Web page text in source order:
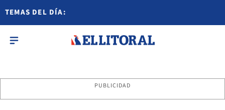
TEMAS DEL DÍA:
PUBLICIDAD